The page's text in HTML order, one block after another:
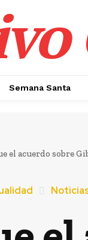
Semana Santa
el acuerdo sobre